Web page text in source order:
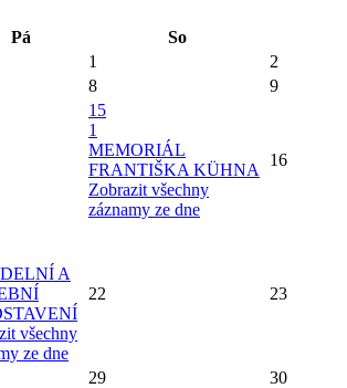
Pá
So
1
2
8 9
15
1
MEMORIÁL
FRANTIŠKA KÜHNA
Zobrazit všechny
záznamy ze dne
16
A
všechny
ze dne
22 23
29 30